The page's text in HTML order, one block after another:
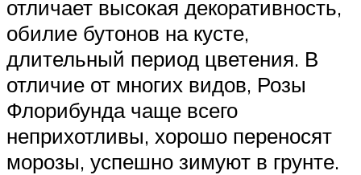
отличает высокая декоративность,
обилие бутонов на кусте,
длительный период цветения. В
отличие от многих видов, Розы
Флорибунда чаще всего
неприхотливы, хорошо переносят
морозы, успешно зимуют в грунте.